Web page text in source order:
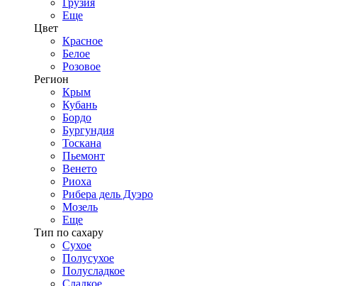
Грузия
Еще
Цвет
Красное
Белое
Розовое
Регион
Крым
Кубань
Бордо
Бургундия
Тоскана
Пьемонт
Венето
Риоха
Рибера дель Дуэро
Мозель
Еще
Тип по сахару
Сухое
Полусухое
Полусладкое